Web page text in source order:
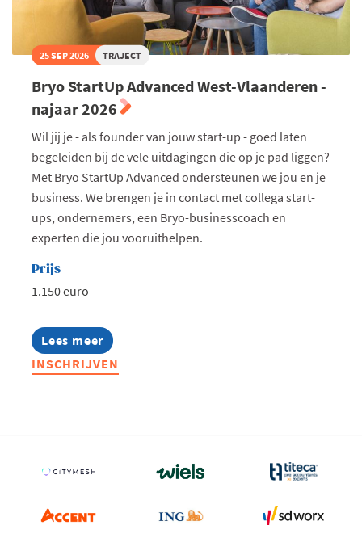
25 SEP 2026 TRAJECT
Bryo StartUp Advanced West-Vlaanderen -
najaar 2026
Wil jij je - als founder van jouw start-up - goed laten
begeleiden bij de vele uitdagingen die op je pad liggen?
Met Bryo StartUp Advanced ondersteunen we jou en je
business. We brengen je in contact met collega start-
ups, ondernemers, een Bryo-businesscoach en
experten die jou vooruithelpen.
Prijs
1.150 euro
Lees meer
about
Bryo
StartUp
INSCHRIJVEN